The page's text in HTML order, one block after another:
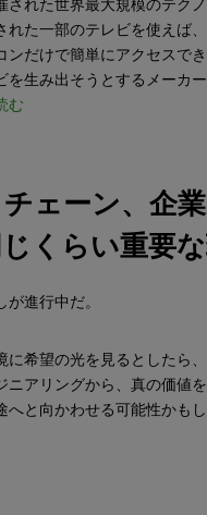
された世界最大規模のテク
れた一部のテレビを使えば
ンだけで簡単にアクセスで
を生み出そうとするメーカ
む
ェーン、企
くらい重要
進行中だ。
に希望の光を見るとしたら
ニアリングから、真の価値
へと向かわせる可能性かもし